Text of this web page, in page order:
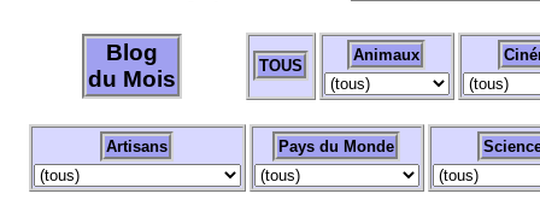
Blog
du Mois
TOUS
Animaux
Artisans Pays du Monde